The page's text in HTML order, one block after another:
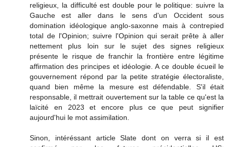
religieux, la difficulté est double pour le politique: suivre la
Gauche est aller dans le sens d'un Occident sous
domination idéologique anglo-saxonne mais à contrepied
total de l'Opinion; suivre l'Opinion qui serait prête à aller
nettement plus loin sur le sujet des signes religieux
présente le risque de franchir la frontière entre légitime
affirmation des principes et idéologie. A ce double écueil le
gouvernement répond par la petite stratégie électoraliste,
quand bien même la mesure est défendable. S'il était
responsable, il mettrait ouvertement sur la table ce qu'est la
laïcité en 2023 et encore plus ce que peut signifier
aujourd'hui le mot assimilation.
Sinon, intéréssant article Slate dont on verra si il est